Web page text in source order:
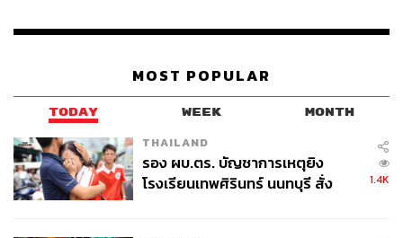
MOST POPULAR
TODAY WEEK MONTH
THAILAND
รอง ผบ.ตร. บัญชาการเหตุยิง
โรงเรียนเทพศิรินทร์ นนทบุรี สั่ง
1.4K